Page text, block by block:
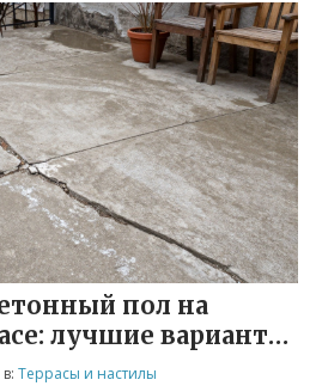
пол на
лучшие варианты
Террасы и настилы